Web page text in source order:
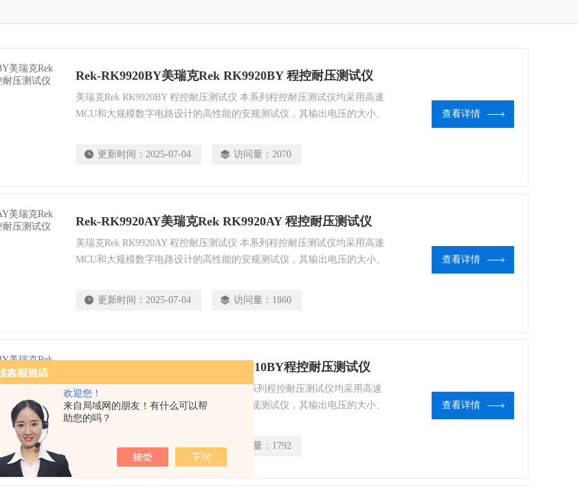
欢迎您！
来自局域网的朋友！有什么可以帮
助您的吗？
Rek-RK9920BY美瑞克Rek RK9920BY 程控耐压测试仪
美瑞克Rek RK9920BY 程控耐压测试仪 本系列程控耐压测试仪均采用高速
MCU和大规模数字电路设计的高性能的安规测试仪，其输出电压的大小、
电流值和电压值，并具有软件校准功能，配备PLC接口、RS232C、
更新时间： 2025-07-04 访问量： 2070
查看详情
Rek-RK9920AY美瑞克Rek RK9920AY 程控耐压测试仪
美瑞克Rek RK9920AY 程控耐压测试仪 本系列程控耐压测试仪均采用高速
MCU和大规模数字电路设计的高性能的安规测试仪，其输出电压的大小、
电流值和电压值，并具有软件校准功能，配备PLC接口、RS232C、
更新时间： 2025-07-04 访问量： 1860
查看详情
Rek-RK9910BY美瑞克Rek RK9910BY程控耐压测试仪
美瑞克Rek RK9910BY程控耐压测试仪 本系列程控耐压测试仪均采用高速
MCU和大规模数字电路设计的高性能的安规测试仪，其输出电压的大小、
输出电压的上升、下降、输出电压的频率*由MCU控制，能实时显示击穿
RS485、USB device、USB Host接口，可方便与计算机或PLC组成综合测试
更新时间：2025-07-04 访问量： 1792
查看详情